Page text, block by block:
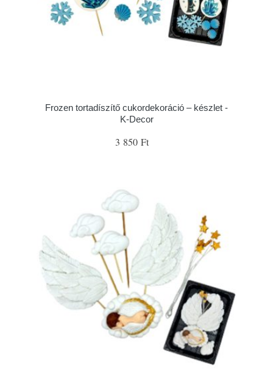
Frozen tortadíszítő cukordekoráció – készlet -
K-Decor
3 850 Ft